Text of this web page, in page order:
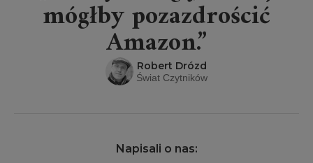
mógłby pozazdrościć
Amazon.”
Robert Drózd
Świat Czytników
Napisali o nas: